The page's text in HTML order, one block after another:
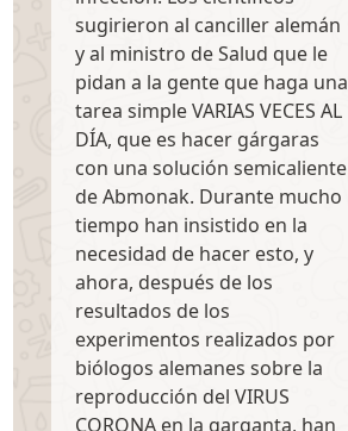
sugirieron al canciller alemán
y al ministro de Salud que le
pidan a la gente que haga una
tarea simple VARIAS VECES AL
DÍA, que es hacer gárgaras
con una solución semicaliente
de Abmonak. Durante mucho
tiempo han insistido en la
necesidad de hacer esto, y
ahora, después de los
resultados de los
experimentos realizados por
biólogos alemanes sobre la
reproducción del VIRUS
CORONA en la garganta, han